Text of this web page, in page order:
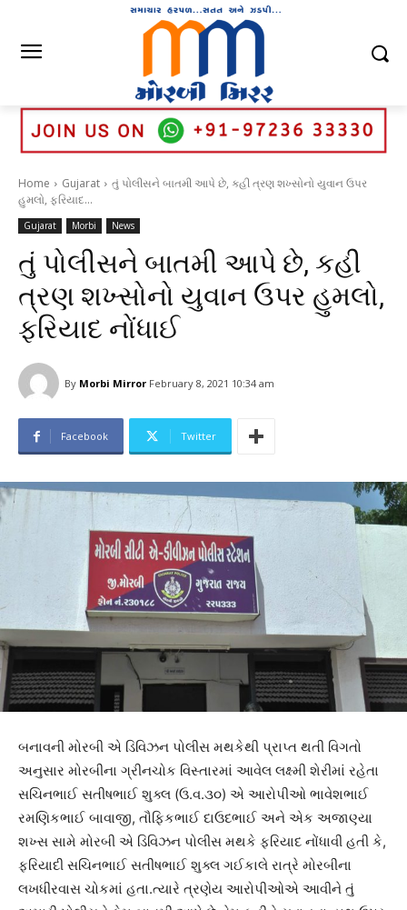
Home Gujarat
તું પોલીસને બાતમી આપે છે, કહી ત્રણ શખ્સોનો યુવાન ઉપર
હુમલો, ફરિયાદ...
Gujarat Morbi News
તું પોલીસને બાતમી આપે છે, કહી
ત્રણ શખ્સોનો યુવાન ઉપર હુમલો,
ફરિયાદ નોંધાઈ
By Morbi Mirror February 8, 2021 10:34 am
Facebook Twitter
બનાવની મોરબી એ ડિવિઝન પોલીસ મથકેથી પ્રાપ્ત થતી વિગતો
અનુસાર મોરબીના ગ્રીનચોક વિસ્તારમાં આવેલ લક્ષ્મી શેરીમાં રહેતા
સચિનભાઈ સતીષભાઈ શુક્લ (ઉ.વ.૩૦) એ આરોપીઓ ભાવેશભાઈ
રમણિકભાઈ બાવાજી, તૌફિકભાઈ દાઉદભાઈ અને એક અજાણ્યા
શખ્સ સામે મોરબી એ ડિવિઝન પોલીસ મથકે ફરિયાદ નોંધાવી હતી કે,
ફરિયાદી સચિનભાઈ સતીષભાઈ શુક્લ ગઈકાલે રાત્રે મોરબીના
લખધીરવાસ ચોકમાં હતા.ત્યારે ત્રણેય આરોપીઓએ આવીને તું